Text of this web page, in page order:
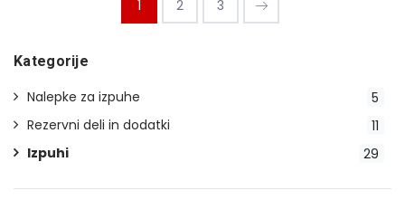
1 2 3
Kategorije
5
Nalepke za izpuhe
11
Rezervni deli in dodatki
29
Izpuhi